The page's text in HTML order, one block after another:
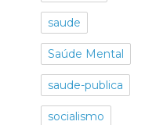
saude
Saúde Mental
saude-publica
socialismo